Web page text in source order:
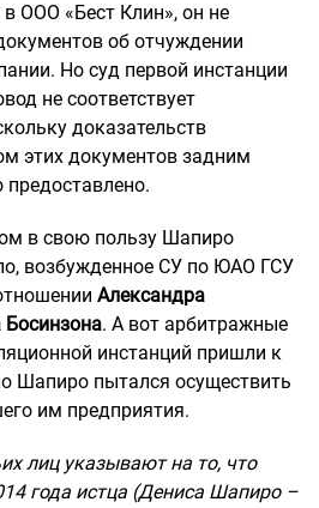
ООО «Бест Клин», он не
об отчуждении
Но суд первой инстанции
не соответствует
доказательств
этих документов задним
в свою пользу Шапиро
возбужденное СУ по ЮАО ГСУ
Александра
Босинзона. А вот арбитражные
инстанций пришли к
Шапиро пытался осуществить
им предприятия.
лиц указывают на то, что
года истца (Дениса Шапиро –